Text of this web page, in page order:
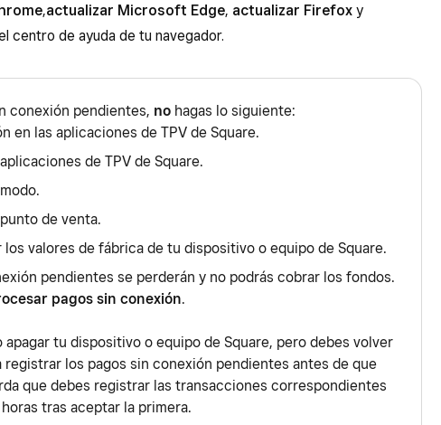
,actualizar Microsoft Edge, actualizar Firefox y
centro de ayuda de tu navegador.
conexión pendientes, no hagas lo siguiente:
en las aplicaciones de TPV de Square.
de TPV de Square.
de venta.
los valores de fábrica de tu dispositivo o equipo de Square.
pendientes se perderán y no podrás cobrar los fondos.
pagos sin conexión.
apagar tu dispositivo o equipo de Square, pero debes volver
registrar los pagos sin conexión pendientes antes de que
que debes registrar las transacciones correspondientes
tras aceptar la primera.